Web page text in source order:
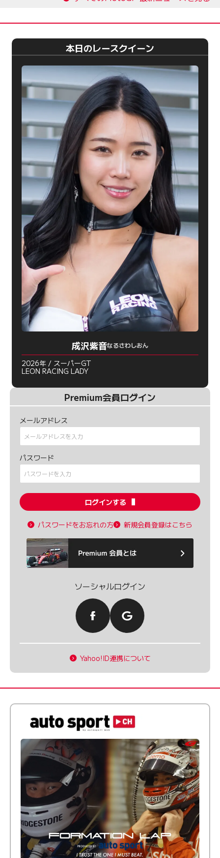
本日のレースクイーン
成沢紫音なるさわしおん
2026年 / スーパーGT
LEON RACING LADY
Premium会員ログイン
メールアドレス
パスワード
ログインする
パスワードをお忘れの方 新規会員登録はこちら
ソーシャルログイン
Yahoo!ID連携について
倒す相手を、信じてる。小林利徠斗 × 野村勇斗
【FORMATION LAP Produced by auto sport】
2026 Episode 2